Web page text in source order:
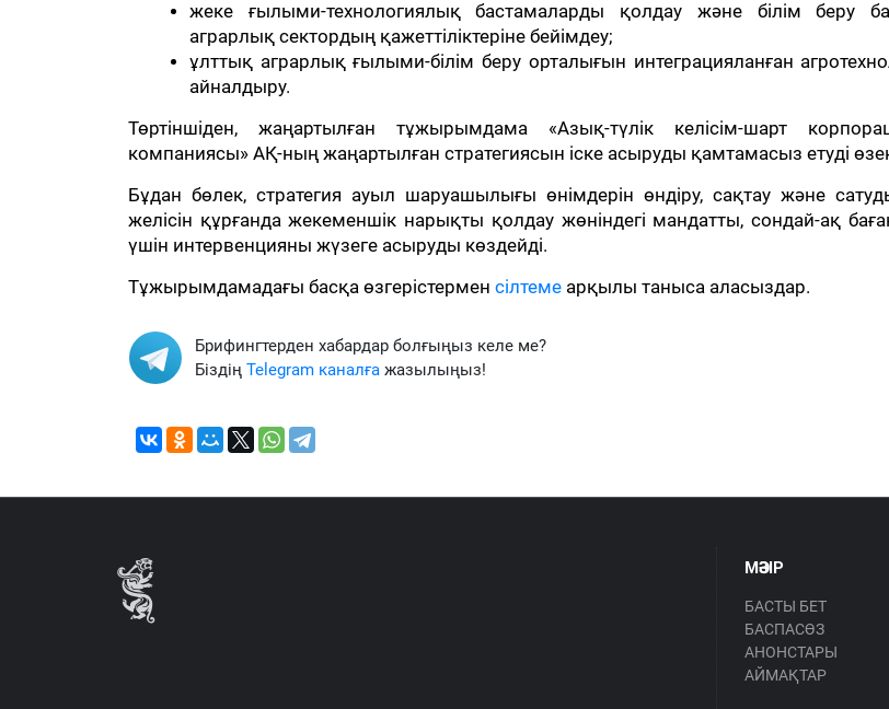
жеке ғылыми-технологиялық бастамаларды қолдау және білім беру
аграрлық сектордың қажеттіліктеріне бейімдеу;
ұлттық аграрлық ғылыми-білім беру орталығын интеграцияланған
айналдыру.
Төртіншіден, жаңартылған тұжырымдама «Азық-түлік келісім-шарт
компаниясы» АҚ-ның жаңартылған стратегиясын іске асыруды қамтамасыз етуді
Бұдан бөлек, стратегия ауыл шаруашылығы өнімдерін өндіру, сақтау және
желісін құрғанда жекеменшік нарықты қолдау жөніндегі мандатты, сондай-ақ
үшін интервенцияны жүзеге асыруды көздейді.
Тұжырымдамадағы басқа өзгерістермен сілтеме арқылы таныса аласыздар.
Брифингтерден хабардар болғыңыз келе ме?
Біздің Telegram каналға жазылыңыз!
МӘЗІР
БАСТЫ БЕТ
БАСПАСӨЗ
АНОНСТАРЫ
АЙМАҚТАР